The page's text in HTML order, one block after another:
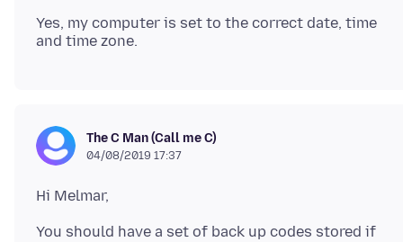
Yes, my computer is set to the correct date, time
The C Man (Call me C)
04/08/2019 17:37
You should have a set of back up codes stored if